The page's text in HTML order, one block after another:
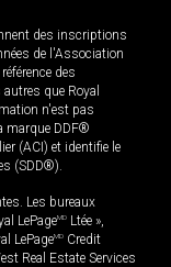
des inscriptions
de l'Association
des
que Royal
n'est pas
marque DDF®
(ACI) et identifie le
(SDD®).
Les bureaux
LePageMD Ltée »,
LePageMD Credit
Real Estate Services